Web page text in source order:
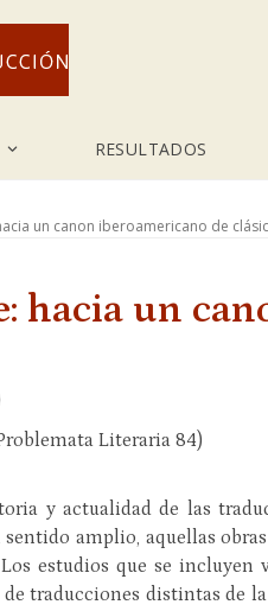
RESULTADOS
un canon iberoamericano de
hacia un
Literaria 84)
y actualidad de las
amplio, aquellas
estudios que se
traducciones distintas de